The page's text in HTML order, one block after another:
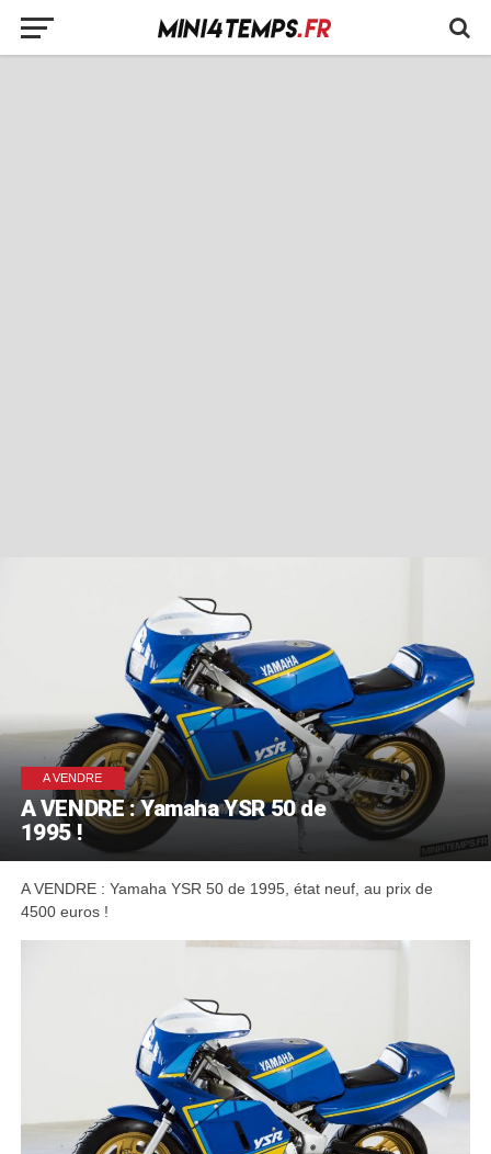
A VENDRE
A VENDRE : Yamaha YSR 50 de
1995 !
A VENDRE : Yamaha YSR 50 de 1995, état neuf, au prix de
4500 euros !